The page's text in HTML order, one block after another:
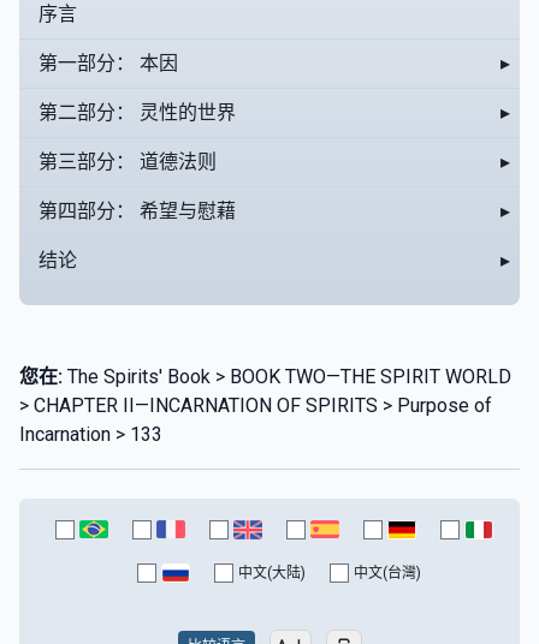
序言
第一部分： 本因 ▸
第二部分： 灵性的世界 ▸
第三部分： 道德法则 ▸
第四部分： 希望与慰藉 ▸
结论 ▸
您在: The Spirits' Book > BOOK TWO—THE SPIRIT WORLD
> CHAPTER II—INCARNATION OF SPIRITS > Purpose of
Incarnation > 133
中文(大陆) 中文(台灣)